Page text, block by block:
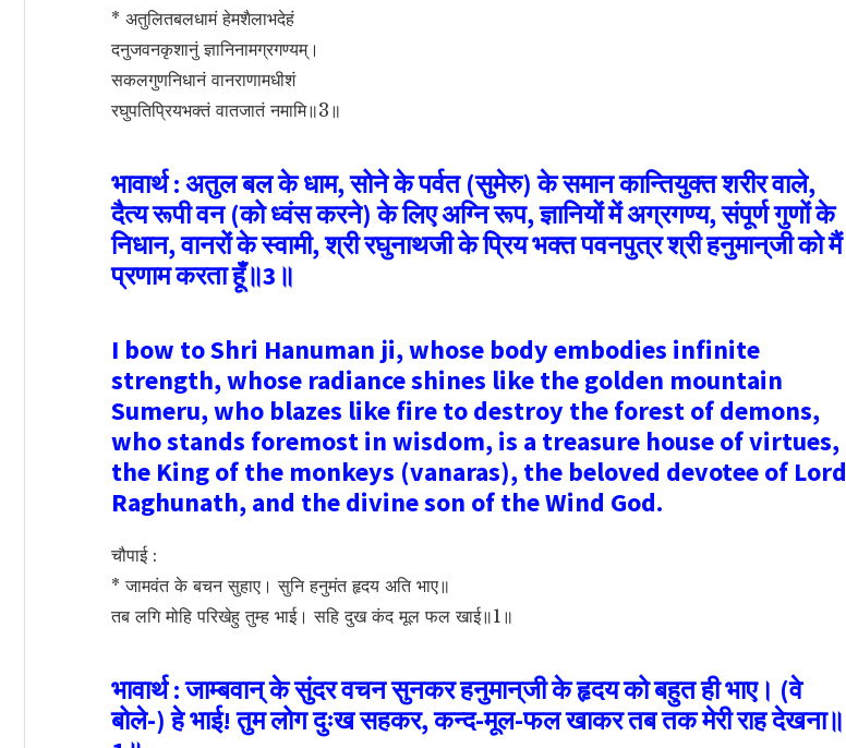
* अतुलितबलधामं हेमशैलाभदेहं
दनुजवनकृशानुं ज्ञानिनामग्रगण्यम्‌।
सकलगुणनिधानं वानराणामधीशं
रघुपतिप्रियभक्तं वातजातं नमामि॥3॥
भावार्थ : अतुल बल के धाम, सोने के पर्वत (सुमेरु) के समान कान्तियुक्त शरीर वाले,
दैत्य रूपी वन (को ध्वंस करने) के लिए अग्नि रूप, ज्ञानियों में अग्रगण्य, संपूर्ण गुणों के
निधान, वानरों के स्वामी, श्री रघुनाथजी के प्रिय भक्त पवनपुत्र श्री हनुमान्‌जी को मैं
प्रणाम करता हूँ॥3॥
I bow to Shri Hanuman ji, whose body embodies infinite
strength, whose radiance shines like the golden mountain
Sumeru, who blazes like fire to destroy the forest of demons,
who stands foremost in wisdom, is a treasure house of virtues,
the King of the monkeys (vanaras), the beloved devotee of Lord
Raghunath, and the divine son of the Wind God.
चौपाई :
* जामवंत के बचन सुहाए। सुनि हनुमंत हृदय अति भाए॥
तब लगि मोहि परिखेहु तुम्ह भाई। सहि दुख कंद मूल फल खाई॥1॥
भावार्थ : जाम्बवान्‌ के सुंदर वचन सुनकर हनुमान्‌जी के हृदय को बहुत ही भाए। (वे
बोले-) हे भाई! तुम लोग दुःख सहकर, कन्द-मूल-फल खाकर तब तक मेरी राह देखना॥